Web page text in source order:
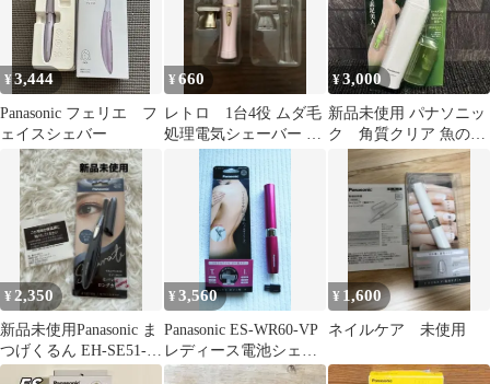
¥3,444
Panasonic フェリエ フ
ェイスシェバー
¥660
レトロ 1台4役 ムダ毛
処理電気シェーバー 未
使用（只今値下中）
¥3,000
新品未使用 パナソニッ
ク 角質クリア 魚の
目 ウオノメ ES
2502PP-G
¥ 2,350
新品未使用Panasonic ま
つげくるん EH-SE51-A
本体
¥3,560
Panasonic ES-WR60-VP
レディース電池シェー
バー
¥ 1,600
ネイルケア 未使用